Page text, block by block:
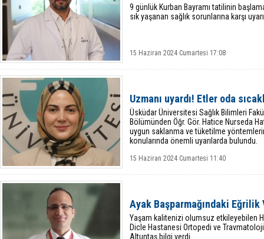
9 günlük Kurban Bayramı tatilinin
sık yaşanan sağlık sorunlarına karşı
15 Haziran 2024 Cumartesi 17:08
Uzmanı uyardı! Etler oda
Üsküdar Üniversitesi Sağlık Bilimleri
Bölümünden Öğr. Gör. Hatice Nurseda
uygun saklanma ve tüketilme
konularında önemli uyarılarda bulundu.
15 Haziran 2024 Cumartesi 11:40
Ayak Başparmağındaki
Yaşam kalitenizi olumsuz etkileyebilen
Dicle Hastanesi Ortopedi ve
Altuntaş bilgi verdi.